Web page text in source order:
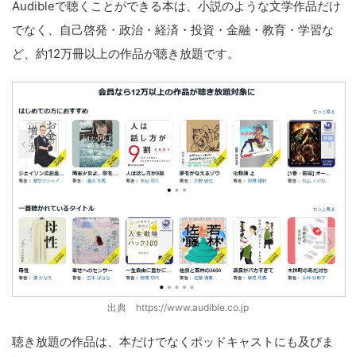
Audibleで聴くことができる本は、小説のような文学作品だけ
でなく、自己啓発・政治・経済・投資・金融・教育・学習な
ど、約12万冊以上の作品が聴き放題です。
出典 https://www.audible.co.jp
聴き放題の作品は、本だけでなくポッドキャストにも及びま